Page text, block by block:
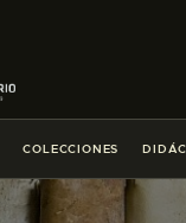
COLECCIONES